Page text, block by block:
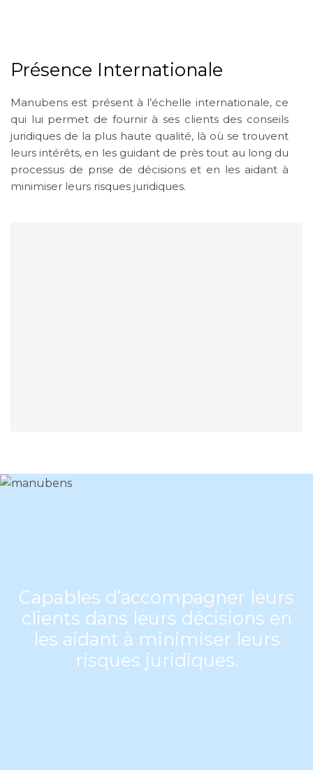
Présence Internationale
Manubens est présent à l’échelle internationale, ce
qui lui permet de fournir à ses clients des conseils
juridiques de la plus haute qualité, là où se trouvent
leurs intérêts, en les guidant de près tout au long du
processus de prise de décisions et en les aidant à
minimiser leurs risques juridiques.
Capables d’accompagner leurs
clients dans leurs décisions en
les aidant à minimiser leurs
risques juridiques.